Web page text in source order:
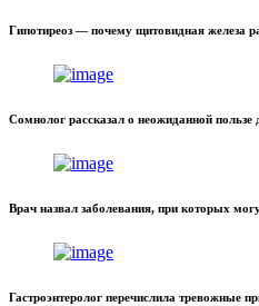
Гипотиреоз — почему щитовидная железа
Сомнолог рассказал о неожиданной пользе
Врач назвал заболевания, при которых
Гастроэнтеролог перечислила тревожные